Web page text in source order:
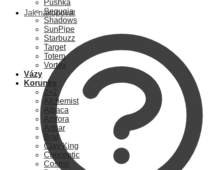
Jak nakupovat
Pushka
Sequoia
Shadows
SunPipe
Starbuzz
Target
Totem
Vortex
Vázy
Korunky
2×2
Alchemist
Alpaca
Amfora
Artbar
Brat
Clay King
Conceptic
Cosmo